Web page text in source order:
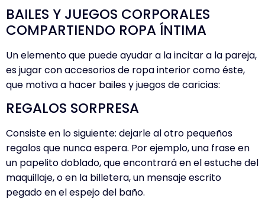
BAILES Y JUEGOS CORPORALES
COMPARTIENDO ROPA ÍNTIMA
Un elemento que puede ayudar a la incitar a la pareja,
es jugar con accesorios de ropa interior como éste,
que motiva a hacer bailes y juegos de caricias:
REGALOS SORPRESA
Consiste en lo siguiente: dejarle al otro pequeños
regalos que nunca espera. Por ejemplo, una frase en
un papelito doblado, que encontrará en el estuche del
maquillaje, o en la billetera, un mensaje escrito
pegado en el espejo del baño.